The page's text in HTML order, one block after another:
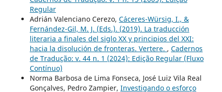
Regular
Adrián Valenciano Cerezo, Cáceres-Würsig, I., &
Fernández-Gil, M. J. (Eds.). (2019). La traducción
literaria a finales del siglo XX y principios del XXI:
hacia la disolución de fronteras. Vertere. , Cadernos
de Tradução: v. 44 n. 1 (2024): Edição Regular (Fluxo
Contínuo)
Norma Barbosa de Lima Fonseca, José Luiz Vila Real
Gonçalves, Pedro Zampier, Investigando o esforço